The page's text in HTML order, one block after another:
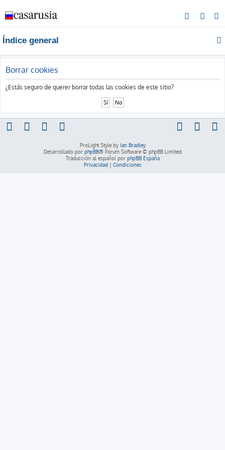
u
Índice general
Borrar cookies
¿Estás seguro de querer borrar todas las cookies de este sitio?
ProLight Style by Ian Bradley
Desarrollado por phpBB® Forum Software © phpBB Limited
Traducción al español por phpBB España
Privacidad| Condiciones